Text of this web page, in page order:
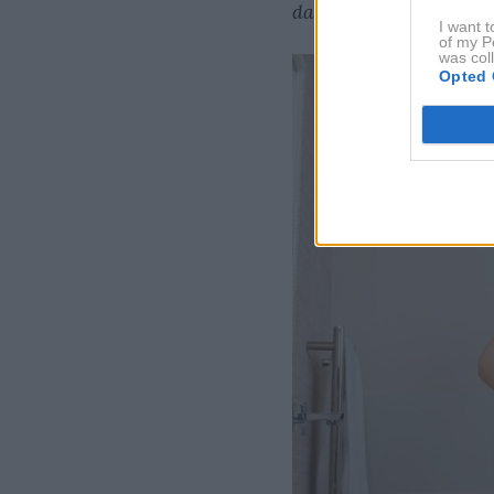
I want
of my
was
Opted
da bodo izpadli šibki